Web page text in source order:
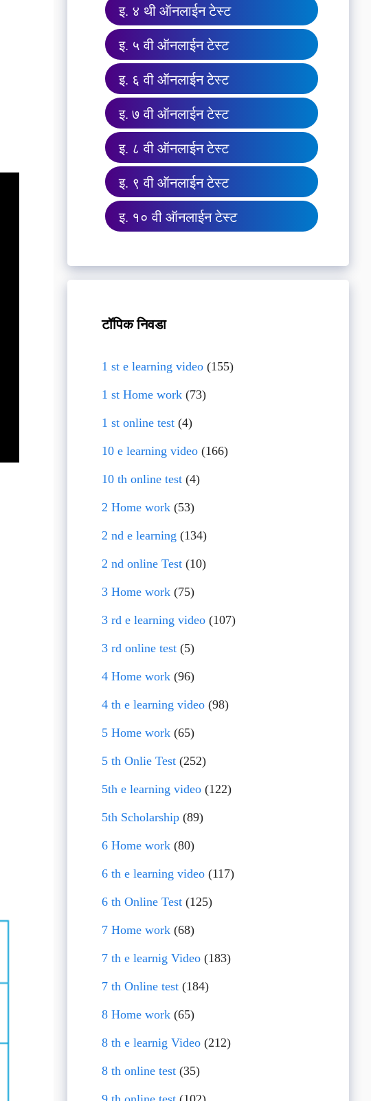
इ. ४ थी ऑनलाईन टेस्ट
इ. ५ वी ऑनलाईन टेस्ट
इ. ६ वी ऑनलाईन टेस्ट
इ. ७ वी ऑनलाईन टेस्ट
इ. ८ वी ऑनलाईन टेस्ट
इ. ९ वी ऑनलाईन टेस्ट
इ. १० वी ऑनलाईन टेस्ट
टॉपिक निवडा
1 st e learning video(155)
1 st Home work(73)
1 st online test(4)
10 e learning video(166)
10 th online test(4)
2 Home work(53)
2 nd e learning (134)
2 nd online Test(10)
3 Home work(75)
3 rd e learning video(107)
3 rd online test(5)
4 Home work(96)
4 th e learning video(98)
5 Home work(65)
5 th Onlie Test(252)
5th e learning video(122)
5th Scholarship(89)
6 Home work(80)
6 th e learning video(117)
6 th Online Test(125)
7 Home work(68)
7 th e learnig Video(183)
7 th Online test(184)
8 Home work(65)
8 th e learnig Video(212)
8 th online test(35)